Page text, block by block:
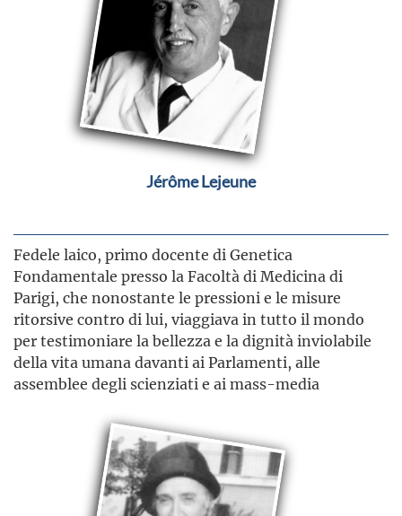
Jérôme Lejeune
Fedele laico, primo docente di Genetica
Fondamentale presso la Facoltà di Medicina di
Parigi, che nonostante le pressioni e le misure
ritorsive contro di lui, viaggiava in tutto il mondo
per testimoniare la bellezza e la dignità inviolabile
della vita umana davanti ai Parlamenti, alle
assemblee degli scienziati e ai mass-media